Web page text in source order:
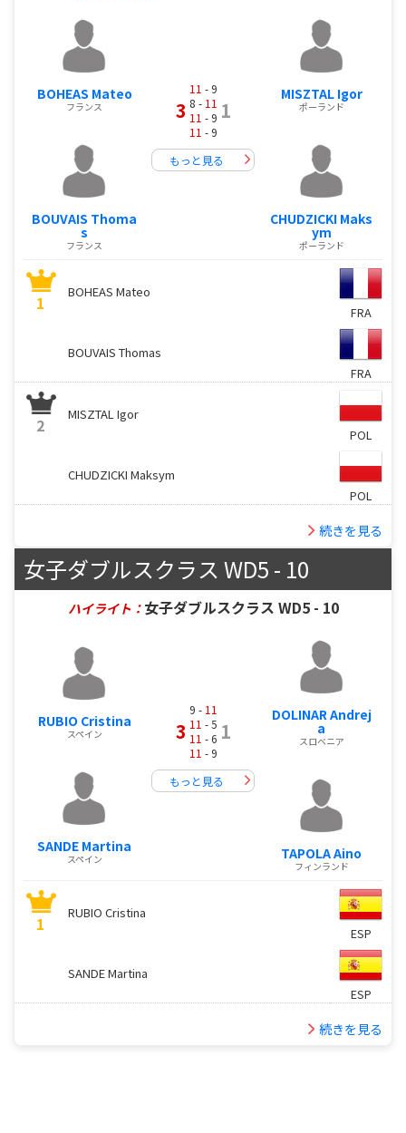
BOHEAS Mateo
フランス
BOUVAIS Thoma
s
フランス
3
11 - 9
8 - 11
11 - 9
11 - 9
1
もっと見る
MISZTAL Igor
ポーランド
CHUDZICKI Maks
ym
ポーランド
1
BOHEAS Mateo
FRA
BOUVAIS Thomas
FRA
2
MISZTAL Igor
POL
CHUDZICKI Maksym
POL
続きを見る
女子ダブルスクラス WD5 - 10
ハイライト： 女子ダブルスクラス WD5 - 10
RUBIO Cristina
スペイン
SANDE Martina
スペイン
3
9 - 11
11 - 5
11 - 6
11 - 9
1
もっと見る
DOLINAR Andrej
a
スロベニア
TAPOLA Aino
フィンランド
1
RUBIO Cristina
ESP
SANDE Martina
ESP
続きを見る